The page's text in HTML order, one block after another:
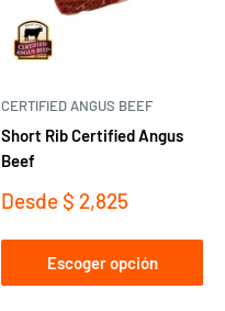
CERTIFIED ANGUS BEEF
Short Rib Certified Angus
Beef
Precio
venta
Desde $ 2,825
Escoger opción